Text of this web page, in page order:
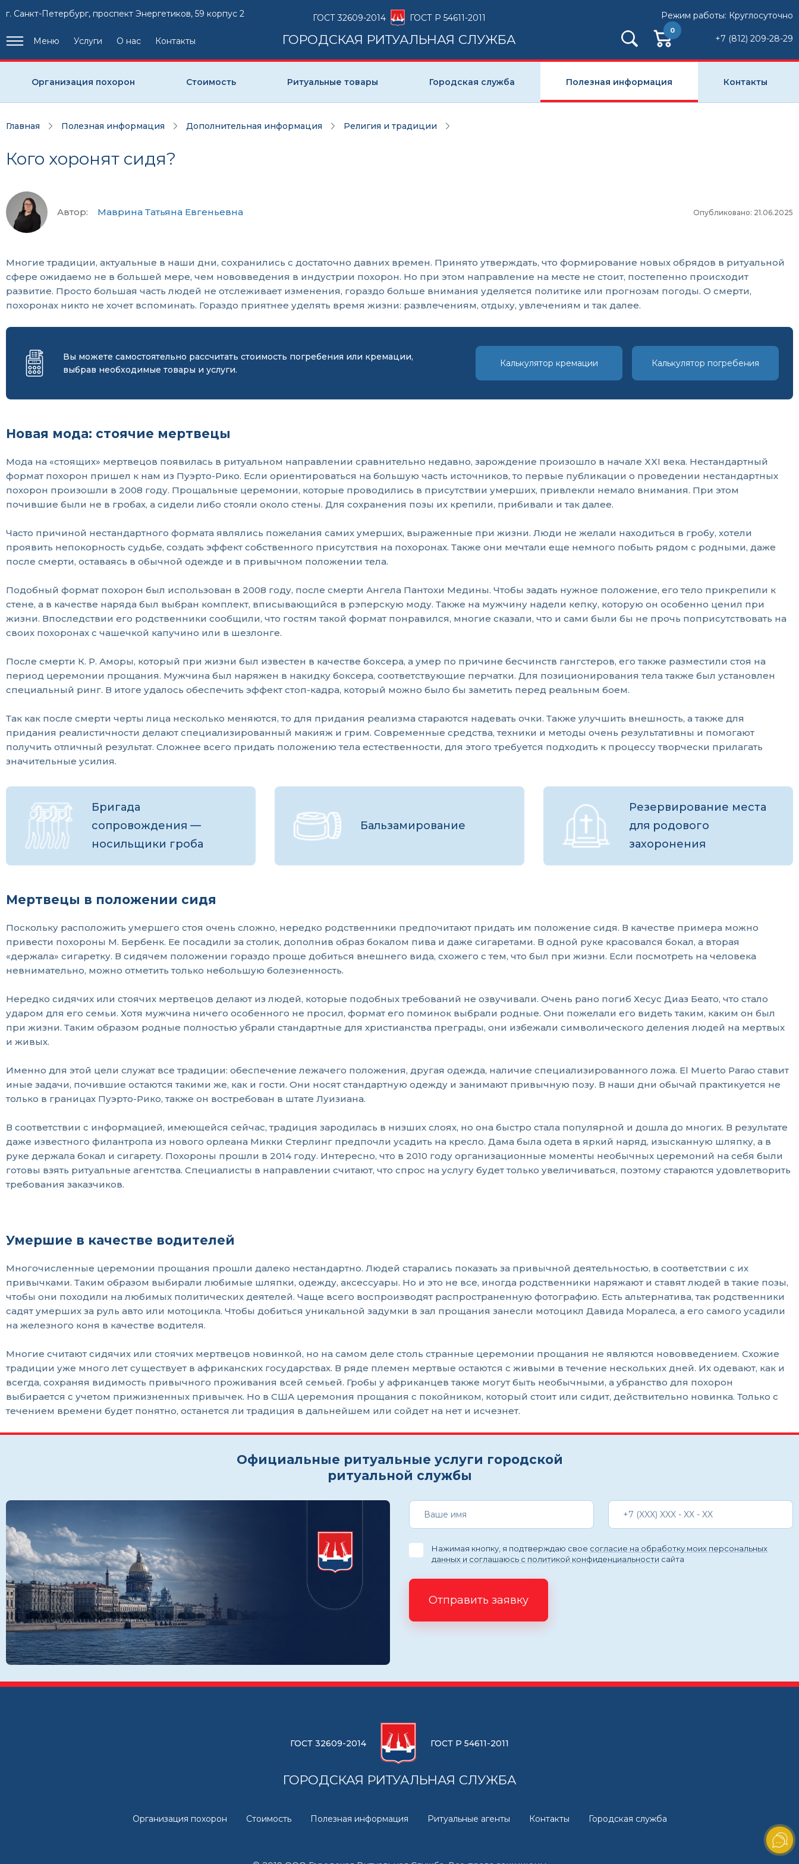
г. Санкт-Петербург, проспект Энергетиков, 59 корпус 2
Меню Услуги О нас Контакты
ГОСТ 32609-2014 ГОСТ Р 54611-2011
ГОРОДСКАЯ РИТУАЛЬНАЯ СЛУЖБА
Режим работы: Круглосуточно
0
+7 (812) 209-28-29
Организация похорон Стоимость Ритуальные товары Городская служба Полезная информация Контакты
Главная Полезная информация Дополнительная информация Религия и традиции
Кого хоронят сидя?
Автор: Маврина Татьяна Евгеньевна Опубликовано: 21.06.2025
Многие традиции, актуальные в наши дни, сохранились с достаточно давних времен. Принято утверждать, что формирование новых обрядов в ритуальной
сфере ожидаемо не в большей мере, чем нововведения в индустрии похорон. Но при этом направление на месте не стоит, постепенно происходит
развитие. Просто большая часть людей не отслеживает изменения, гораздо больше внимания уделяется политике или прогнозам погоды. О смерти,
похоронах никто не хочет вспоминать. Гораздо приятнее уделять время жизни: развлечениям, отдыху, увлечениям и так далее.
Вы можете самостоятельно рассчитать стоимость погребения или кремации,
выбрав необходимые товары и услуги.
Калькулятор кремации Калькулятор погребения
Новая мода: стоячие мертвецы
Мода на «стоящих» мертвецов появилась в ритуальном направлении сравнительно недавно, зарождение произошло в начале XXI века. Нестандартный
формат похорон пришел к нам из Пуэрто-Рико. Если ориентироваться на большую часть источников, то первые публикации о проведении нестандартных
похорон произошли в 2008 году. Прощальные церемонии, которые проводились в присутствии умерших, привлекли немало внимания. При этом
почившие были не в гробах, а сидели либо стояли около стены. Для сохранения позы их крепили, прибивали и так далее.
Часто причиной нестандартного формата являлись пожелания самих умерших, выраженные при жизни. Люди не желали находиться в гробу, хотели
проявить непокорность судьбе, создать эффект собственного присутствия на похоронах. Также они мечтали еще немного побыть рядом с родными, даже
после смерти, оставаясь в обычной одежде и в привычном положении тела.
Подобный формат похорон был использован в 2008 году, после смерти Ангела Пантохи Медины. Чтобы задать нужное положение, его тело прикрепили к
стене, а в качестве наряда был выбран комплект, вписывающийся в рэперскую моду. Также на мужчину надели кепку, которую он особенно ценил при
жизни. Впоследствии его родственники сообщили, что гостям такой формат понравился, многие сказали, что и сами были бы не прочь поприсутствовать на
своих похоронах с чашечкой капучино или в шезлонге.
После смерти К. Р. Аморы, который при жизни был известен в качестве боксера, а умер по причине бесчинств гангстеров, его также разместили стоя на
период церемонии прощания. Мужчина был наряжен в накидку боксера, соответствующие перчатки. Для позиционирования тела также был установлен
специальный ринг. В итоге удалось обеспечить эффект стоп-кадра, который можно было бы заметить перед реальным боем.
Так как после смерти черты лица несколько меняются, то для придания реализма стараются надевать очки. Также улучшить внешность, а также для
придания реалистичности делают специализированный макияж и грим. Современные средства, техники и методы очень результативны и помогают
получить отличный результат. Сложнее всего придать положению тела естественности, для этого требуется подходить к процессу творчески прилагать
значительные усилия.
Бригада
сопровождения —
носильщики гроба
Бальзамирование
Резервирование места
для родового
захоронения
Мертвецы в положении сидя
Поскольку расположить умершего стоя очень сложно, нередко родственники предпочитают придать им положение сидя. В качестве примера можно
привести похороны М. Бербенк. Ее посадили за столик, дополнив образ бокалом пива и даже сигаретами. В одной руке красовался бокал, а вторая
«держала» сигаретку. В сидячем положении гораздо проще добиться внешнего вида, схожего с тем, что был при жизни. Если посмотреть на человека
невнимательно, можно отметить только небольшую болезненность.
Нередко сидячих или стоячих мертвецов делают из людей, которые подобных требований не озвучивали. Очень рано погиб Хесус Диаз Беато, что стало
ударом для его семьи. Хотя мужчина ничего особенного не просил, формат его поминок выбрали родные. Они пожелали его видеть таким, каким он был
при жизни. Таким образом родные полностью убрали стандартные для христианства преграды, они избежали символического деления людей на мертвых
и живых.
Именно для этой цели служат все традиции: обеспечение лежачего положения, другая одежда, наличие специализированного ложа. El Muerto Parao ставит
иные задачи, почившие остаются такими же, как и гости. Они носят стандартную одежду и занимают привычную позу. В наши дни обычай практикуется не
только в границах Пуэрто-Рико, также он востребован в штате Луизиана.
В соответствии с информацией, имеющейся сейчас, традиция зародилась в низших слоях, но она быстро стала популярной и дошла до многих. В результате
даже известного филантропа из нового орлеана Микки Стерлинг предпочли усадить на кресло. Дама была одета в яркий наряд, изысканную шляпку, а в
руке держала бокал и сигарету. Похороны прошли в 2014 году. Интересно, что в 2010 году организационные моменты необычных церемоний на себя были
готовы взять ритуальные агентства. Специалисты в направлении считают, что спрос на услугу будет только увеличиваться, поэтому стараются удовлетворить
требования заказчиков.
Умершие в качестве водителей
Многочисленные церемонии прощания прошли далеко нестандартно. Людей старались показать за привычной деятельностью, в соответствии с их
привычками. Таким образом выбирали любимые шляпки, одежду, аксессуары. Но и это не все, иногда родственники наряжают и ставят людей в такие позы,
чтобы они походили на любимых политических деятелей. Чаще всего воспроизводят распространенную фотографию. Есть альтернатива, так родственники
садят умерших за руль авто или мотоцикла. Чтобы добиться уникальной задумки в зал прощания занесли мотоцикл Давида Моралеса, а его самого усадили
на железного коня в качестве водителя.
Многие считают сидячих или стоячих мертвецов новинкой, но на самом деле столь странные церемонии прощания не являются нововведением. Схожие
традиции уже много лет существует в африканских государствах. В ряде племен мертвые остаются с живыми в течение нескольких дней. Их одевают, как и
всегда, сохраняя видимость привычного проживания всей семьей. Гробы у африканцев также могут быть необычными, а убранство для похорон
выбирается с учетом прижизненных привычек. Но в США церемония прощания с покойником, который стоит или сидит, действительно новинка. Только с
течением времени будет понятно, останется ли традиция в дальнейшем или сойдет на нет и исчезнет.
Официальные ритуальные услуги городской
ритуальной службы
Нажимая кнопку, я подтверждаю свое согласие на обработку моих персональных
данных и соглашаюсь с политикой конфиденциальности сайта
Отправить заявку
ГОСТ 32609-2014 ГОСТ Р 54611-2011
ГОРОДСКАЯ РИТУАЛЬНАЯ СЛУЖБА
Организация похорон Стоимость Полезная информация Ритуальные агенты Контакты Городская служба